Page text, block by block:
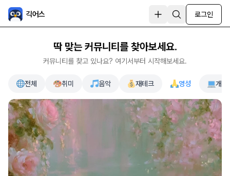
긱어스 로그인
딱 맞는 커뮤니티를 찾아보세요.
커뮤니티를 찾고 있나요? 여기서부터 시작해보세요.
전체 취미 음악 재테크 영성 개발